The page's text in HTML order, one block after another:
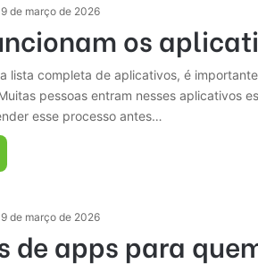
de março de 2026
os
lista completa de aplicativos, é
pessoas entram nesses aplicativos
esse processo antes…
de março de 2026
de apps para